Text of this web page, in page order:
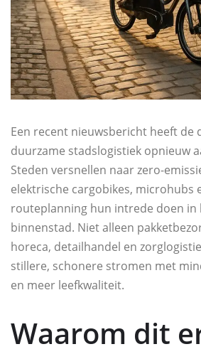
Een recent nieuwsbericht heeft de
duurzame stadslogistiek opnieuw
Steden versnellen naar zero-
elektrische cargobikes, microhubs
routeplanning hun intrede doen in
binnenstad. Niet alleen
horeca, detailhandel en
stillere, schonere stromen met
en meer leefkwaliteit.
Waarom dit